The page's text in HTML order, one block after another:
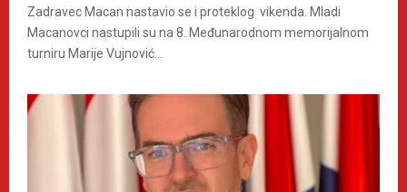
Zadravec Macan nastavio se i proteklog vikenda. Mladi
Macanovci nastupili su na 8. Međunarodnom memorijalnom
turniru Marije Vujnović...